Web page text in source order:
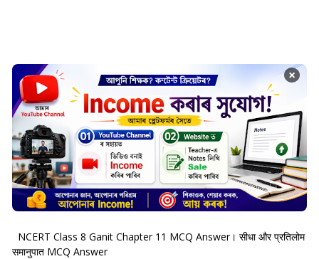
×
NCERT Class 8 Ganit Chapter 11 MCQ Answer। सीधा और प्रतिलोम
समानुपात MCQ Answer